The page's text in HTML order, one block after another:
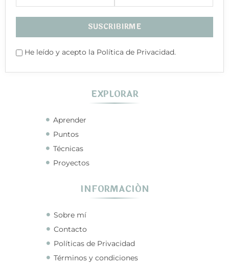
He leído y acepto la Política de Privacidad.
EXPLORAR
Aprender
Puntos
Técnicas
Proyectos
INFORMACIÓN
Sobre mí
Contacto
Políticas de Privacidad
Términos y condiciones